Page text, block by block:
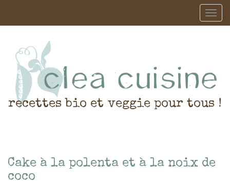
recettes bio et veggie pour tous !
Cake à la polenta et à la noix de
coco